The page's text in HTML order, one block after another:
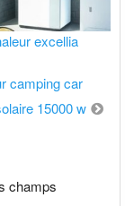
excellia
camping car
15000 w
champs